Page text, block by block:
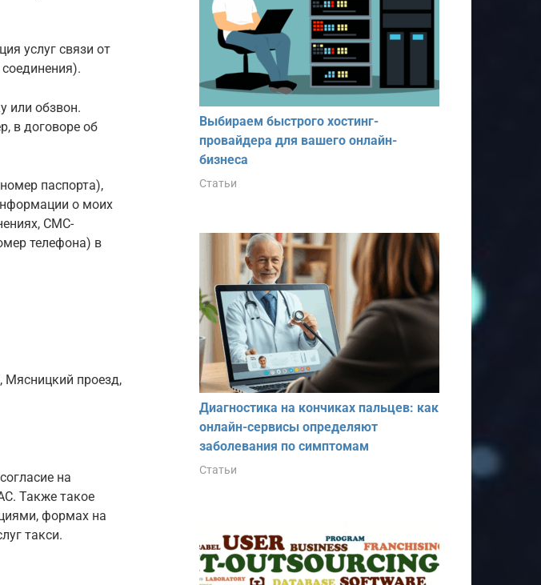
услуг связи от
или обзвон.
в договоре об
паспорта),
о моих
СМС-
телефона) в
Мясницкий проезд,
на
Также такое
формах на
такси.
Выбираем быстрого хостинг-
провайдера для вашего онлайн-
бизнеса
Статьи
Диагностика на кончиках пальцев: как
онлайн-сервисы определяют
заболевания по симптомам
Статьи